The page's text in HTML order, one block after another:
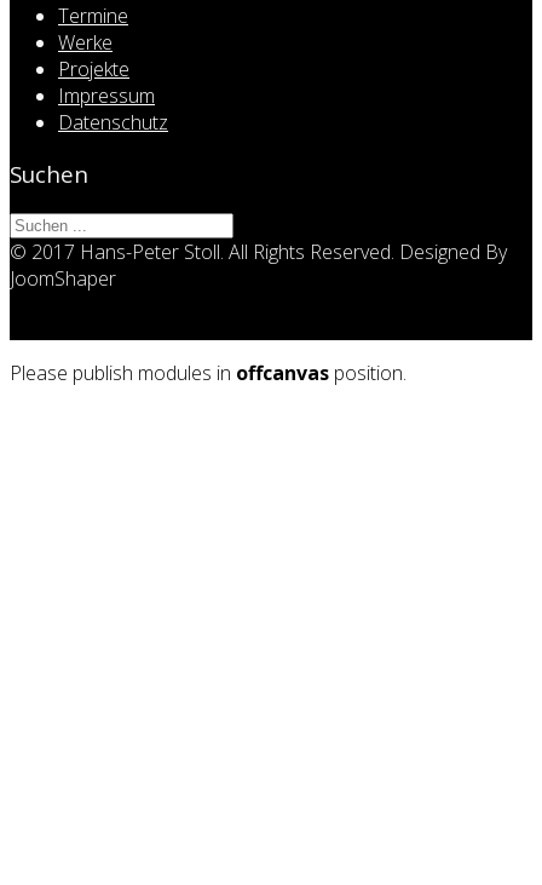
Termine
Werke
Projekte
Impressum
Datenschutz
Suchen
© 2017 Hans-Peter Stoll. All Rights Reserved. Designed By
JoomShaper
Please publish modules in offcanvas position.